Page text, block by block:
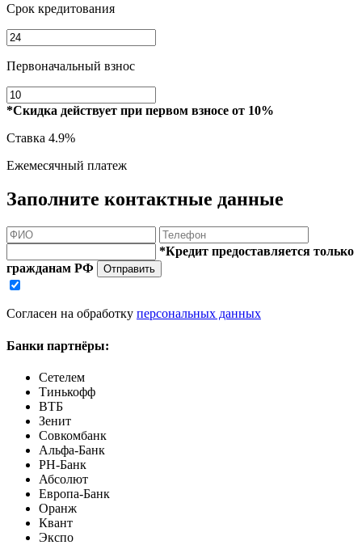
Срок кредитования
Первоначальный взнос
*Скидка действует при первом взносе от 10%
Ставка 4.9%
Ежемесячный платеж
Заполните контактные данные
*Кредит предоставляется только
гражданам РФ
Отправить
Согласен на обработку персональных данных
Банки партнёры:
Сетелем
Тинькофф
ВТБ
Зенит
Совкомбанк
Альфа-Банк
РН-Банк
Абсолют
Европа-Банк
Оранж
Квант
Экспо